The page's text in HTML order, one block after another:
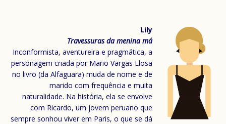
Lily
Travessuras da menina má
Inconformista, aventureira e pragmática, a
personagem criada por Mario Vargas Llosa
no livro (da Alfaguara) muda de nome e de
marido com frequência e muita
naturalidade. Na história, ela se envolve
com Ricardo, um jovem peruano que
sempre sonhou viver em Paris, o que se dá